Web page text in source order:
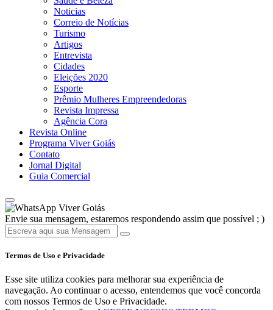
Noticias
Correio de Notícias
Turismo
Artigos
Entrevista
Cidades
Eleições 2020
Esporte
Prêmio Mulheres Empreendedoras
Revista Impressa
Agência Cora
Revista Online
Programa Viver Goiás
Contato
Jornal Digital
Guia Comercial
Viver Goiás
Envie sua mensagem, estaremos respondendo assim que possível ; )
Termos de Uso e Privacidade
Esse site utiliza cookies para melhorar sua experiência de
navegação. Ao continuar o acesso, entendemos que você concorda
com nossos Termos de Uso e Privacidade.